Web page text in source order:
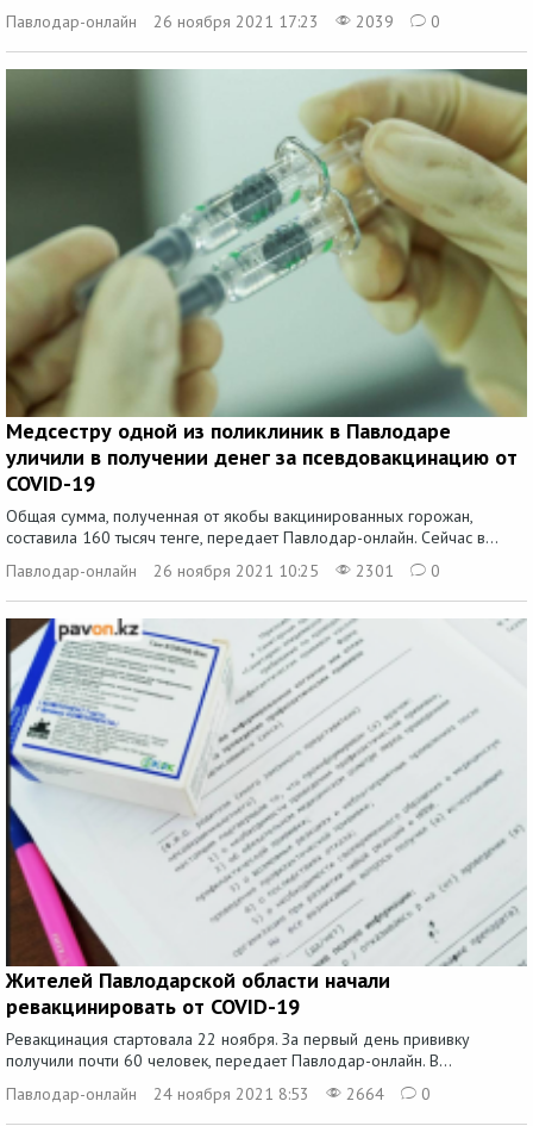
Павлодар-онлайн
26 ноября 2021 17:23 2039 0
Медсестру одной из поликлиник в Павлодаре
уличили в получении денег за псевдовакцинацию от
COVID-19
Общая сумма, полученная от якобы вакцинированных горожан,
составила 160 тысяч тенге, передает Павлодар-онлайн. Сейчас в...
Павлодар-онлайн
26 ноября 2021 10:25 2301 0
Жителей Павлодарской области начали
ревакцинировать от COVID-19
Ревакцинация стартовала 22 ноября. За первый день прививку
получили почти 60 человек, передает Павлодар-онлайн. В...
Павлодар-онлайн
24 ноября 2021 8:53 2664 0